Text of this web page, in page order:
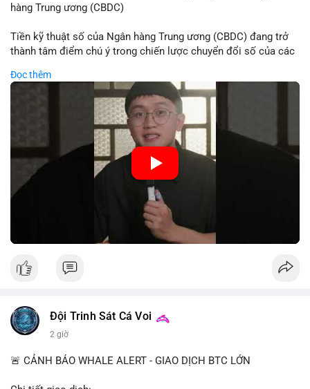
hàng Trung ương (CBDC)
Tiền kỹ thuật số của Ngân hàng Trung ương (CBDC) đang trở
thành tâm điểm chú ý trong chiến lược chuyển đổi số của các
trung, CBDC là hình thức tiền pháp định được phát hành và
quản lý trực tiếp bởi Ngân hàng Trung ương nhằm tối ưu hóa
hệ thống thanh toán và tăng cường hiệu quả chính sách tiền tệ.
Việc triển khai CBDC hứa hẹn sẽ thay đổi diện mạo của hạ
tầng tài chính truyền thống, mang lại sự tiện lợi trong giao dịch
nhưng cũng đặt ra nhiều thách thức về quyền riêng tư và an
ninh mạng.
🎥 Xem video trực tiếp tại:
Đọc thêm
Đội Trinh Sát Cá Voi
2 giờ
🚨 CẢNH BÁO WHALE ALERT - GIAO DỊCH BTC LỚN